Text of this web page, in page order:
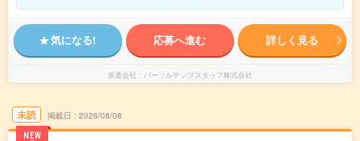
気になる! 応募へ進む 詳しく見る
派遣会社 パーソルテンプスタッフ株式会社
未読
NEW
掲載日 2026/08/08